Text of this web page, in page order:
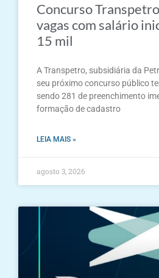
Concurso
vagas com salário
15 mil
A Transpetro, subsidiária da
seu próximo concurso público
sendo 281 de preenchimento
formação de cadastro
LEIA MAIS »
agosto 3, 2026